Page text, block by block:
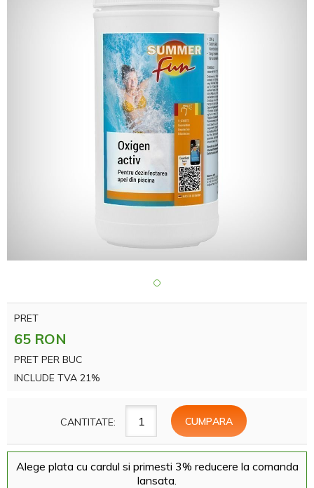
PRET
65 RON
PRET PER BUC
INCLUDE TVA 21%
CANTITATE:
Alege plata cu cardul si primesti 3% reducere la comanda
lansata.